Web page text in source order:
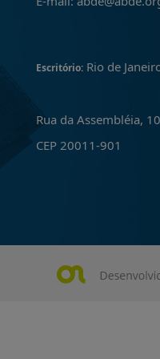
Escritório:Rio de
Rua da Assembléia,
CEP 20011-901